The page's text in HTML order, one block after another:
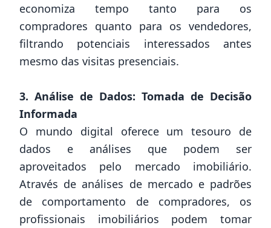
economiza tempo tanto para os
compradores quanto para os vendedores,
filtrando potenciais interessados antes
mesmo das visitas presenciais.
3. Análise de Dados: Tomada de Decisão
Informada
O mundo digital oferece um tesouro de
dados e análises que podem ser
aproveitados pelo mercado imobiliário.
Através de análises de mercado e padrões
de comportamento de compradores, os
profissionais imobiliários podem tomar